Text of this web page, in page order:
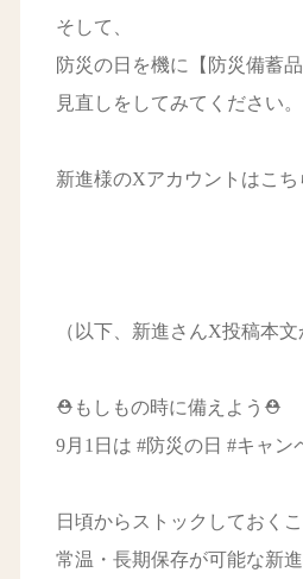
そして、
防災の日を機に【防災備蓄
見直しをしてみてください。
新進様のXアカウントはこ
（以下、新進さんX投稿本文
⛑もしもの時に備えよう⛑
9月1日は #防災の日 #キャン
日頃からストックしておく
常温・長期保存が可能な新